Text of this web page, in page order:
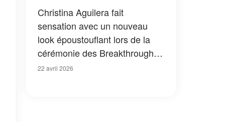
Christina Aguilera fait
sensation avec un nouveau
look époustouflant lors de la
cérémonie des Breakthrough
Prizes – Photos
22 avril 2026